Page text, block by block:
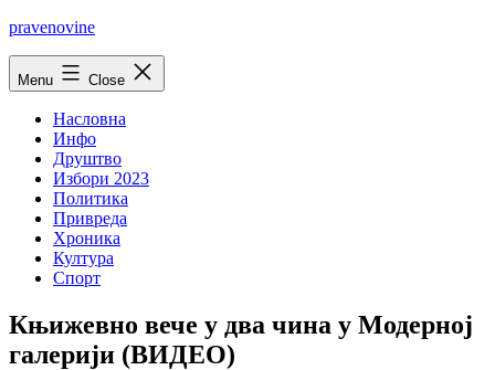
Skip
pravenovine
Menu Close
Насловна
Инфо
Друштво
Избори 2023
Политика
Привреда
Хроника
Култура
Спорт
Књижевно вече у два чина у Модерној
галерији (ВИДЕО)